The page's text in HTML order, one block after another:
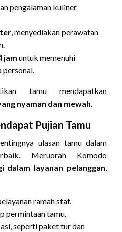
pengalaman kuliner
, menyediakan perawatan
jam untuk memenuhi
personal.
tamu mendapatkan
nyaman dan mewah.
Pujian Tamu
ulasan tamu dalam
Meruorah Komodo
dalam layanan pelanggan,
ramah staf.
permintaan tamu.
seperti paket tur dan